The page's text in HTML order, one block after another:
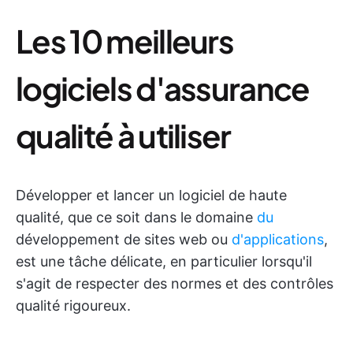
Les 10 meilleurs
logiciels d'assurance
qualité à utiliser
Développer et lancer un logiciel de haute
qualité, que ce soit dans le domaine du
développement de sites web ou d'applications,
est une tâche délicate, en particulier lorsqu'il
s'agit de respecter des normes et des contrôles
qualité rigoureux.